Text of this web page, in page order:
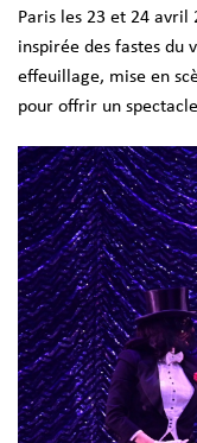
Paris les 23 et 24 avril
inspirée des fastes du
effeuillage, mise en
pour offrir un